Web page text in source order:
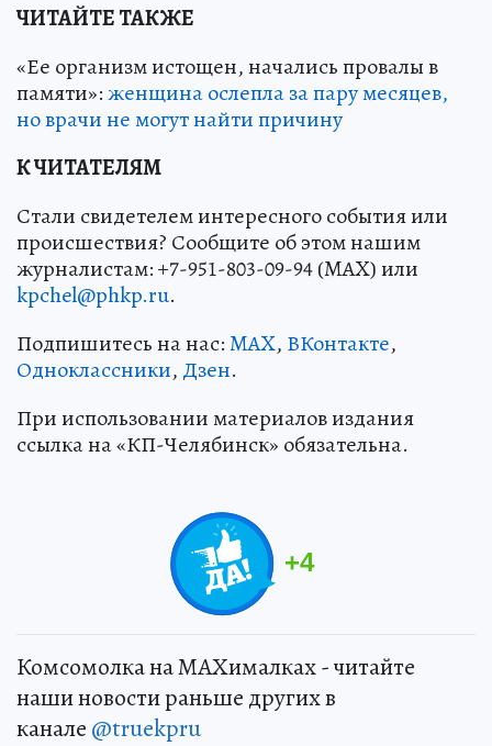
ЧИТАЙТЕ ТАКЖЕ
«Ее организм истощен, начались провалы в
памяти»:женщина ослепла за пару месяцев,
но врачи не могут найти причину
К ЧИТАТЕЛЯМ
Стали свидетелем интересного события или
происшествия? Сообщите об этом нашим
журналистам: +7-951-803-09-94 (MAX) или
kpchel@phkp.ru.
Подпишитесь на нас:MAX, ВКонтакте,
Одноклассники, Дзен.
При использовании материалов издания
ссылка на «КП-Челябинск» обязательна.
+4
Комсомолка на MAXималках - читайте
наши новости раньше других в
канале @truekpru